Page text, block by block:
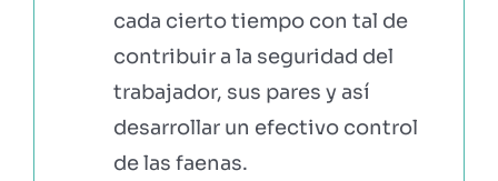
cada cierto tiempo con tal de
contribuir a la seguridad del
trabajador, sus pares y así
desarrollar un efectivo control
de las faenas.